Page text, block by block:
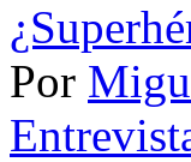
Por